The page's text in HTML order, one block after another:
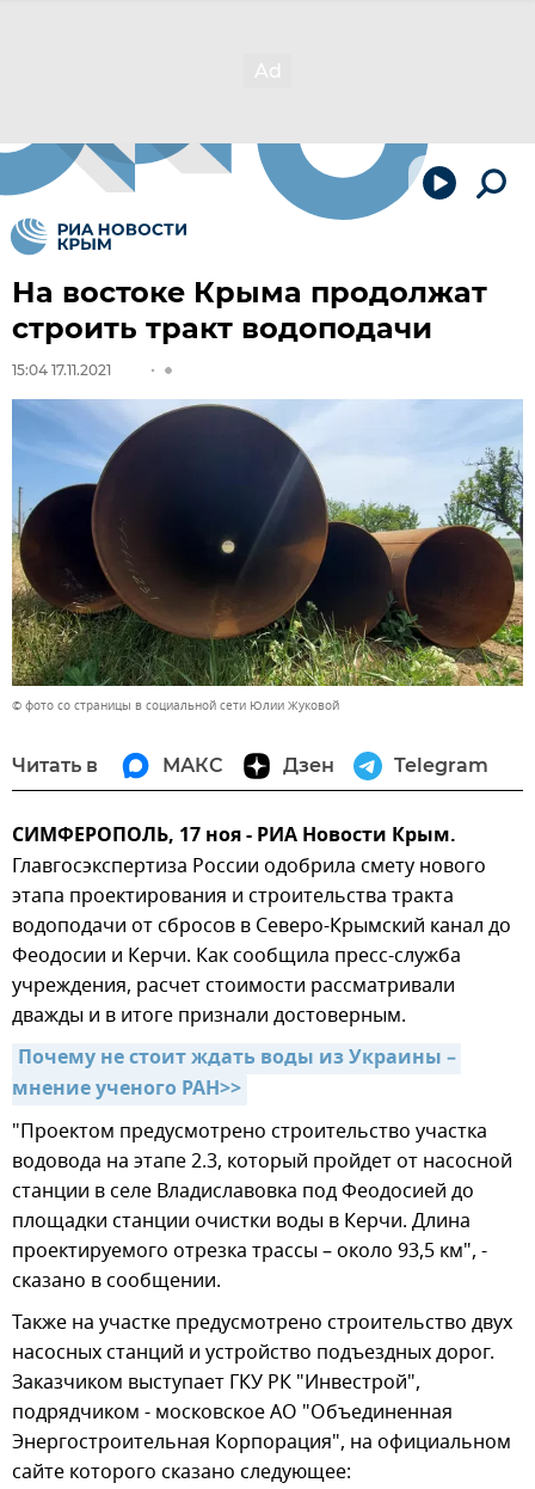
На востоке Крыма продолжат
строить тракт водоподачи
15:04 17.11.2021
© фото со страницы в социальной сети Юлии Жуковой
Читать в МАКС Дзен Telegram
СИМФЕРОПОЛЬ, 17 ноя - РИА Новости Крым.
Главгосэкспертиза России одобрила смету нового
этапа проектирования и строительства тракта
водоподачи от сбросов в Северо-Крымский канал до
Феодосии и Керчи. Как сообщила пресс-служба
учреждения, расчет стоимости рассматривали
дважды и в итоге признали достоверным.
Почему не стоит ждать воды из Украины –
мнение ученого РАН>>
"Проектом предусмотрено строительство участка
водовода на этапе 2.3, который пройдет от насосной
станции в селе Владиславовка под Феодосией до
площадки станции очистки воды в Керчи. Длина
проектируемого отрезка трассы – около 93,5 км", -
сказано в сообщении.
Также на участке предусмотрено строительство двух
насосных станций и устройство подъездных дорог.
Заказчиком выступает ГКУ РК "Инвестрой",
подрядчиком - московское АО "Объединенная
Энергостроительная Корпорация", на официальном
сайте которого сказано следующее: